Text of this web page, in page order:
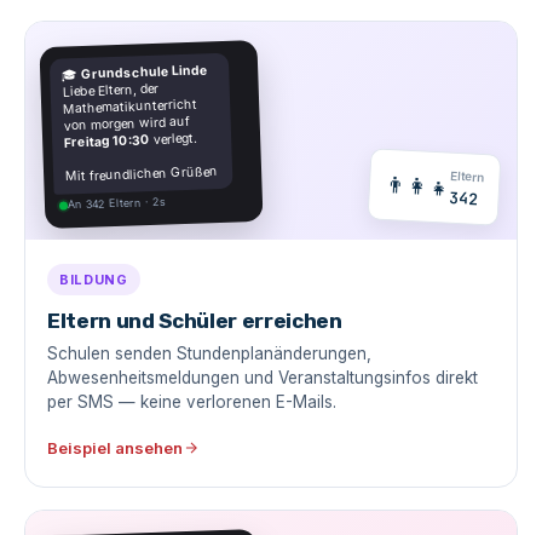
🎓Grundschule Linde
Liebe Eltern, der
Mathematikunterricht
von morgen wird auf
Freitag 10:30 verlegt.
Mit freundlichen Grüßen
An 342 Eltern · 2s
👨‍👩‍👧Eltern
342
BILDUNG
Eltern und Schüler erreichen
Schulen senden Stundenplanänderungen,
Abwesenheitsmeldungen und Veranstaltungsinfos direkt
per SMS — keine verlorenen E-Mails.
Beispiel ansehen